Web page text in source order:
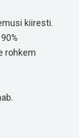
kiiresti.
rohkem